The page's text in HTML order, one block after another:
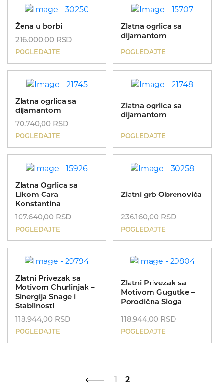
Žena u borbi
216.000,00 RSD
POGLEDAJTE
Zlatna ogrlica sa
dijamantom
POGLEDAJTE
Zlatna ogrlica sa
dijamantom
70.740,00 RSD
POGLEDAJTE
Zlatna ogrlica sa
dijamantom
POGLEDAJTE
Zlatna Ogrlica sa
Likom Cara
Konstantina
107.640,00 RSD
POGLEDAJTE
Zlatni grb Obrenovića
236.160,00 RSD
POGLEDAJTE
Zlatni Privezak sa
Motivom Churlinjak –
Sinergija Snage i
Stabilnosti
118.944,00 RSD
POGLEDAJTE
Zlatni Privezak sa
Motivom Gugutke –
Porodična Sloga
118.944,00 RSD
POGLEDAJTE
1 2